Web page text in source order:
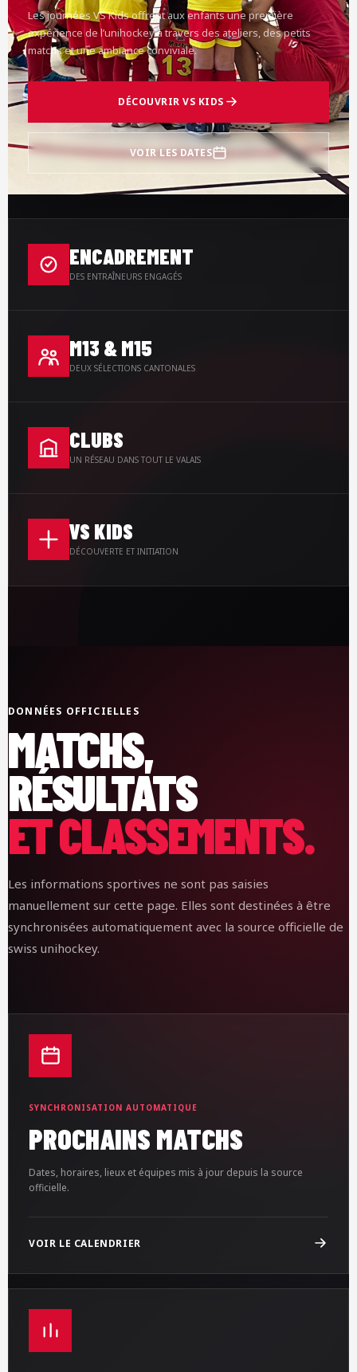
Les journées VS Kids offrent aux enfants une première
expérience de l’unihockey à travers des ateliers, des petits
matchs et une ambiance conviviale.
DÉCOUVRIR VS KIDS
VOIR LES DATES
ENCADREMENT
DES ENTRAÎNEURS ENGAGÉS
M13 & M15
DEUX SÉLECTIONS CANTONALES
CLUBS
UN RÉSEAU DANS TOUT LE VALAIS
VS KIDS
DÉCOUVERTE ET INITIATION
DONNÉES OFFICIELLES
MATCHS,
RÉSULTATS
ET CLASSEMENTS.
Les informations sportives ne sont pas saisies
manuellement sur cette page. Elles sont destinées à être
synchronisées automatiquement avec la source officielle de
swiss unihockey.
SYNCHRONISATION AUTOMATIQUE
PROCHAINS MATCHS
Dates, horaires, lieux et équipes mis à jour depuis la source
officielle.
VOIR LE CALENDRIER